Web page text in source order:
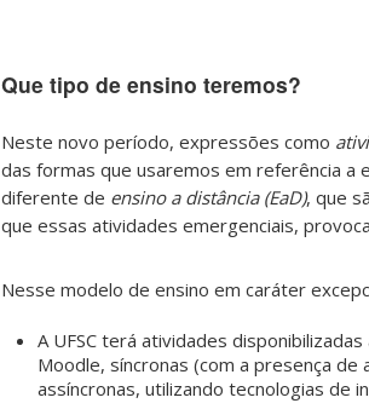
Que tipo de ensino teremos?
Neste novo período, expressões como
das formas que usaremos em referência a
diferente de ensino a distância (EaD), que
que essas atividades emergenciais,
Nesse modelo de ensino em caráter
A UFSC terá atividades
Moodle, síncronas (com a presença
assíncronas, utilizando tecnologias de